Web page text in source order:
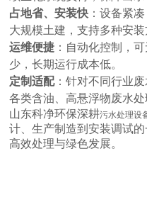
占地省、安装快 ：设备紧
大规模土建，支持多种安
运维便捷 ：自动化控制，
少，长期运行成本低。
定制适配：针对不同行业
各类含油、高悬浮物废水处
山东科净环保深耕污水处理设
计、生产制造到安装调试
高效处理与绿色发展。